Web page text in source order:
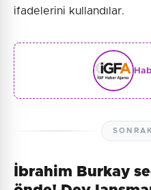
ifadelerini kullandılar.
İbrahim Burkay